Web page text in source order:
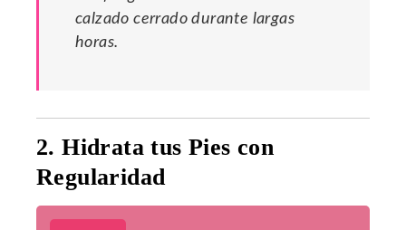
calzado cerrado durante largas
horas.
2. Hidrata tus Pies con
Regularidad